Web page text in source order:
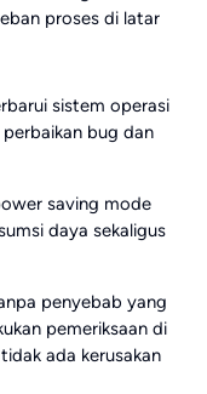
proses di latar
sistem operasi
bug dan
saving mode
daya sekaligus
penyebab yang
pemeriksaan di
ada kerusakan